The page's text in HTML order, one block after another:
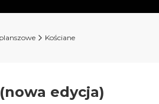
Kościane
edycja)